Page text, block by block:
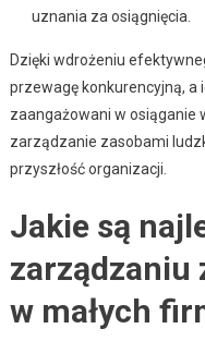
uznania za osiągnięcia.
Dzięki wdrożeniu
przewagę konkurencyjną, a
zaangażowani w osiąganie
zarządzanie zasobami
przyszłość organizacji.
Jakie są
zarządzaniu
w małych